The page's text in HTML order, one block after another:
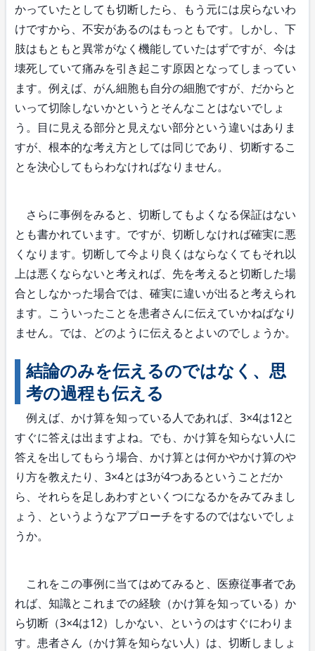
かっていたとしても切断したら、もう元には戻らないわ
けですから、不安があるのはもっともです。しかし、下
肢はもともと異常がなく機能していたはずですが、今は
壊死していて痛みを引き起こす原因となってしまってい
ます。例えば、がん細胞も自分の細胞ですが、だからと
いって切除しないかというとそんなことはないでしょ
う。目に見える部分と見えない部分という違いはありま
すが、根本的な考え方としては同じであり、切断するこ
とを決心してもらわなければなりません。
さらに事例をみると、切断してもよくなる保証はない
とも書かれています。ですが、切断しなければ確実に悪
くなります。切断して今より良くはならなくてもそれ以
上は悪くならないと考えれば、先を考えると切断した場
合としなかった場合では、確実に違いが出ると考えられ
ます。こういったことを患者さんに伝えていかねばなり
ません。では、どのように伝えるとよいのでしょうか。
結論のみを伝えるのではなく、思
考の過程も伝える
例えば、かけ算を知っている人であれば、3×4は12と
すぐに答えは出ますよね。でも、かけ算を知らない人に
答えを出してもらう場合、かけ算とは何かやかけ算のや
り方を教えたり、3×4とは3が4つあるということだか
ら、それらを足しあわすといくつになるかをみてみまし
ょう、というようなアプローチをするのではないでしょ
うか。
これをこの事例に当てはめてみると、医療従事者であ
れば、知識とこれまでの経験（かけ算を知っている）か
ら切断（3×4は12）しかない、というのはすぐにわりま
す。患者さん（かけ算を知らない人）は、切断しましょ